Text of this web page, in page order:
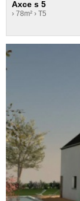
Axce s 5
› 78m² › T5